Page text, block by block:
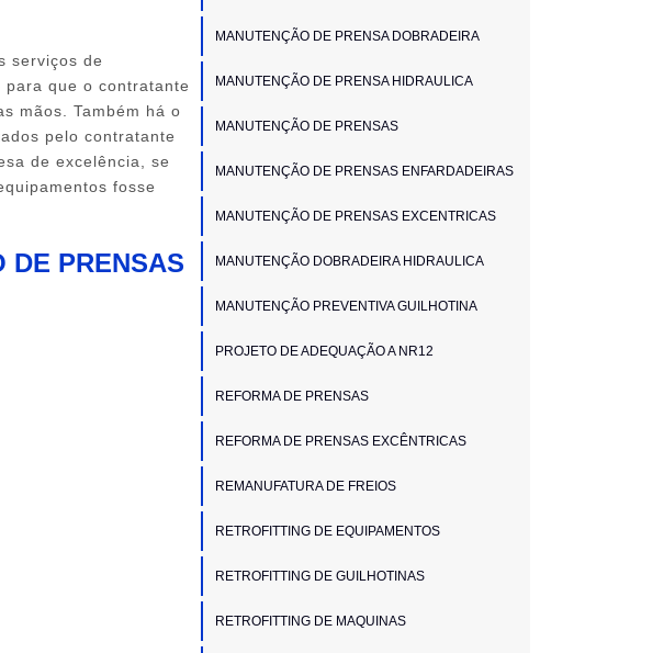
serviços de
que o contratante
mãos. Também há o
pelo contratante
de excelência, se
fosse
DE PRENSAS
MANUTENÇÃO DE PRENSA DOBRADEIRA
MANUTENÇÃO DE PRENSA HIDRAULICA
MANUTENÇÃO DE PRENSAS
MANUTENÇÃO DE PRENSAS ENFARDADEIRAS
MANUTENÇÃO DE PRENSAS EXCENTRICAS
MANUTENÇÃO DOBRADEIRA HIDRAULICA
MANUTENÇÃO PREVENTIVA GUILHOTINA
PROJETO DE ADEQUAÇÃO A NR12
REFORMA DE PRENSAS
REFORMA DE PRENSAS EXCÊNTRICAS
REMANUFATURA DE FREIOS
RETROFITTING DE EQUIPAMENTOS
RETROFITTING DE GUILHOTINAS
RETROFITTING DE MAQUINAS